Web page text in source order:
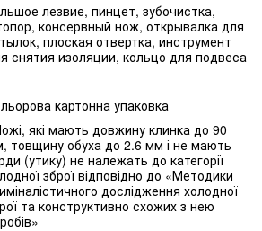
лезвие, пинцет, зубочистка,
консервный нож, открывалка для
плоская отвертка, инструмент
снятия изоляции, кольцо для подвеса
картонна упаковка
які мають довжину клинка до 90
товщину обуха до 2.6 мм і не мають
(утику) не належать до категорії
зброї відповідно до «Методики
дослідження холодної
та конструктивно схожих з нею